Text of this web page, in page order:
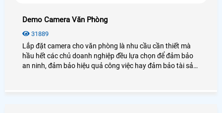
Demo Camera Văn Phòng
31889
Lắp đặt camera cho văn phòng là nhu cầu cần thiết mà
hầu hết các chủ doanh nghiệp đều lựa chọn để đảm bảo
an ninh, đảm bảo hiệu quả công việc hay đảm bảo tài sản